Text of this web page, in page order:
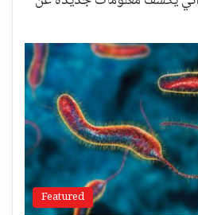
Featured